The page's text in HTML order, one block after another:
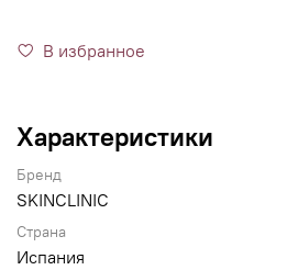
В избранное
Характеристики
Бренд
SKINCLINIC
Страна
Испания